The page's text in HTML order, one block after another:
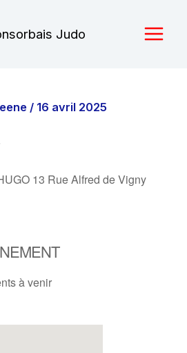
Judo
/ 16 avril 2025
13 Rue Alfred de Vigny
à venir